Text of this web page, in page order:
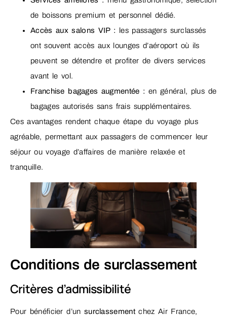
de boissons premium et personnel dédié.
Accès aux salons VIP : les passagers surclassés
ont souvent accès aux lounges d’aéroport où ils
peuvent se détendre et profiter de divers services
avant le vol.
Franchise bagages augmentée : en général, plus de
bagages autorisés sans frais supplémentaires.
Ces avantages rendent chaque étape du voyage plus
agréable, permettant aux passagers de commencer leur
séjour ou voyage d’affaires de manière relaxée et
tranquille.
Conditions de surclassement
Critères d’admissibilité
Pour bénéficier d’un surclassementchez Air France,